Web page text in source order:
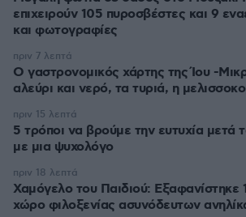
επιχειρούν 105 πυροσβέστες και 9
και φωτογραφίες
Ο γαστρονομικός χάρτης της Ίου -
αλεύρι και νερό, τα τυριά, η
πριν 7 λεπτά
5 τρόποι να βρούμε την ευτυχία
με μια ψυχολόγο
πριν 15 λεπτά
Χαμόγελο του Παιδιού: Εξαφανίστηκε
χώρο φιλοξενίας ασυνόδευτων
πριν 18 λεπτά